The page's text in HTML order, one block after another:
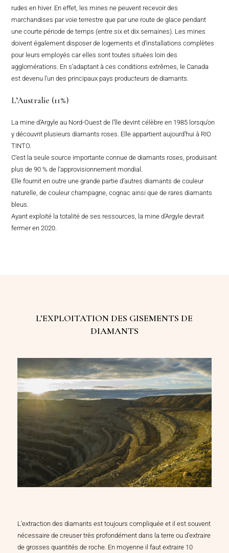
rudes en hiver. En effet, les mines ne peuvent recevoir des
marchandises par voie terrestre que par une route de glace pendant
une courte période de temps (entre six et dix semaines). Les mines
doivent également disposer de logements et d’installations complètes
pour leurs employés car elles sont toutes situées loin des
agglomérations. En s’adaptant à ces conditions extrêmes, le Canada
est devenu l’un des principaux pays producteurs de diamants.
L’Australie (11%)
La mine d’Argyle au Nord-Ouest de l’île devint célèbre en 1985 lorsqu’on
y découvrit plusieurs diamants roses. Elle appartient aujourd’hui à RIO
TINTO.
C’est la seule source importante connue de diamants roses, produisant
plus de 90 % de l’approvisionnement mondial.
Elle fournit en outre une grande partie d’autres diamants de couleur
naturelle, de couleur champagne, cognac ainsi que de rares diamants
bleus.
Ayant exploité la totalité de ses ressources, la mine d’Argyle devrait
fermer en 2020.
L’EXPLOITATION DES GISEMENTS DE
DIAMANTS
L’extraction des diamants est toujours compliquée et il est souvent
nécessaire de creuser très profondément dans la terre ou d’extraire
de grosses quantités de roche. En moyenne il faut extraire 10